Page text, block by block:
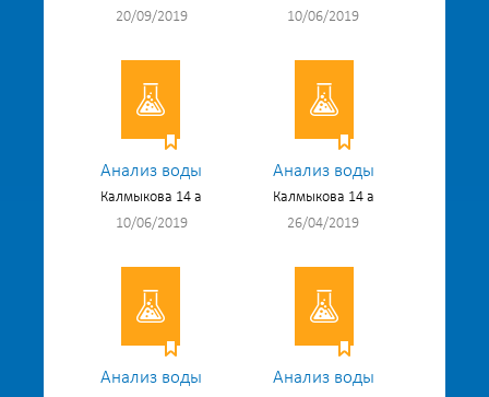
20/09/2019
10/06/2019
Анализ воды
Калмыкова 14 а
10/06/2019
Анализ воды
Калмыкова 14 а
26/04/2019
Анализ воды Анализ воды